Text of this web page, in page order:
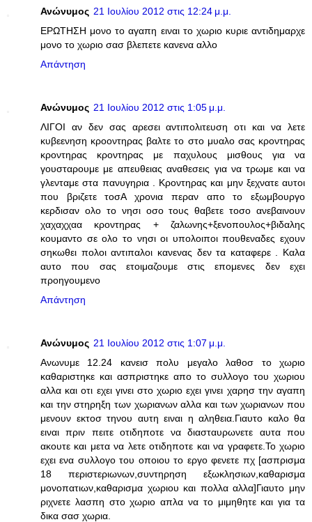
Ανώνυμος 21 Ιουλίου 2012 στις 12:24 μ.μ.
ΕΡΩΤΗΣΗ μονο το αγαπη ειναι το χωριο κυριε αντιδημαρχε
μονο το χωριο σασ βλεπετε κανενα αλλο
Απάντηση
Ανώνυμος 21 Ιουλίου 2012 στις 1:05 μ.μ.
ΛΙΓΟΙ αν δεν σας αρεσει αντιπολιτευση οτι και να λετε
κυβεενηση κροοντηρας βαλτε το στο μυαλο σας κροντηρας
κροντηρας κροντηρας με παχυλους μισθους για να
γουσταρουμε με απευθειας αναθεσεις για να τρωμε και να
γλενταμε στα πανυγηρια . Κροντηρας και μην ξεχνατε αυτοι
που βριζετε τοσΑ χρονια περαν απο το εξωμβουργο
κερδισαν ολο το νησι οσο τους θαβετε τοσο ανεβαινουν
χαχαχχαα κροντηρας + ζαλωνης+ξενοπουλος+βιδαλης
κουμαντο σε ολο το νησι οι υπολοιποι πουθεναδες εχουν
σηκωθει πολοι αντιπαλοι κανενας δεν τα καταφερε . Καλα
αυτο που σας ετοιμαζουμε στις επομενες δεν εχει
προηγουμενο
Απάντηση
Ανώνυμος 21 Ιουλίου 2012 στις 1:07 μ.μ.
Ανωνυμε 12.24 κανεισ πολυ μεγαλο λαθοσ το χωριο
καθαριστηκε και ασπριστηκε απο το συλλογο του χωριου
αλλα και οτι εχει γινει στο χωριο εχει γινει χαρησ την αγαπη
και την στηρηξη των χωριανων αλλα και των χωριανων που
μενουν εκτοσ τηνου αυτη ειναι η αληθεια.Γιαυτο καλο θα
ειναι πριν πειτε οτιδηποτε να διασταυρωνετε αυτα που
ακουτε και μετα να λετε οτιδηποτε και να γραφετε.Το χωριο
εχει ενα συλλογο του οποιου το εργο φενετε πχ [ασπρισμα
18 περιστεριωνων,συντηρηση εξωκλησιων,καθαρισμα
μονοπατιων,καθαρισμα χωριου και πολλα αλλα]Γιαυτο μην
ριχνετε λασπη στο χωριο απλα να το μιμηθητε και για τα
δικα σασ χωρια.